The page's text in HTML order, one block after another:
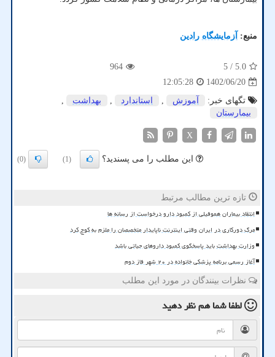
منبع: آزمایشگاه رادین
5.0
/ 5
964
1402/06/20
12:05:28
تگهای خبر:
آموزش , استاندارد , بهداشت
,
بیمارستان
X
این مطلب را می پسندید؟ (1)
(0)
تازه ترین مطالب مرتبط
انتقاد بیماران هموفیلی از کمبود دارو درخواست از رسانه ها
مرگ دورکاری در ایران وقتی اینترنت ناپایدار متخصصان را ملزم به کوچ کرد
وزارت بهداشت باید پاسخگوی کمبود داروهای حیاتی باشد
آغاز رسمی برنامه پزشکی خانواده در ۲۰ شهر فاز دوم
نظرات بینندگان در مورد این مطلب
لطفا شما همنظر دهید